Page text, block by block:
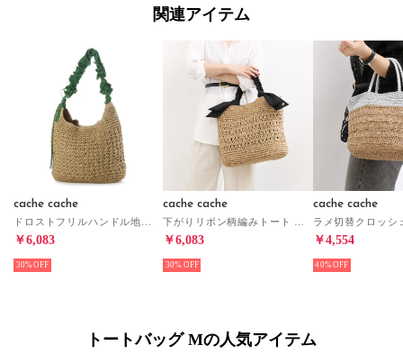
関連アイテム
cache cache
￥6,083
30%
cache cache
￥6,083
30%
cache cache
￥4,554
40%
トートバッグ Mの人気アイテム